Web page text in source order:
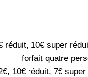
10€ super
forfait quatre
10€ réduit, 7€